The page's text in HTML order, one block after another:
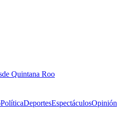
Quintana Roo
PolíticaDeportesEspectáculosOpinión